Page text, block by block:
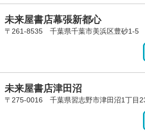
未来屋書店幕張新都心
〒261-8535 千葉県千葉市美浜区豊砂1-5
未来屋書店津田沼
〒275-0016 千葉県習志野市津田沼1丁目